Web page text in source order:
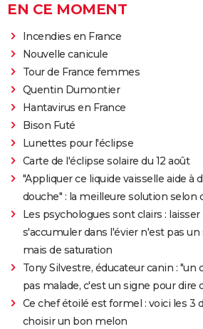
EN CE MOMENT
Incendies en France
Nouvelle canicule
Tour de France femmes
Quentin Dumontier
Hantavirus en France
Bison Futé
Lunettes pour l'éclipse
Carte de l'éclipse solaire du 12 août
"Appliquer ce liquide vaisselle aide à
douche" : la meilleure solution selon
Les psychologues sont clairs : laisser
s'accumuler dans l'évier n'est pas un
mais de saturation
Tony Silvestre, éducateur canin :
pas malade, c'est un signe pour dire
Ce chef étoilé est formel : voici les 3
choisir un bon melon